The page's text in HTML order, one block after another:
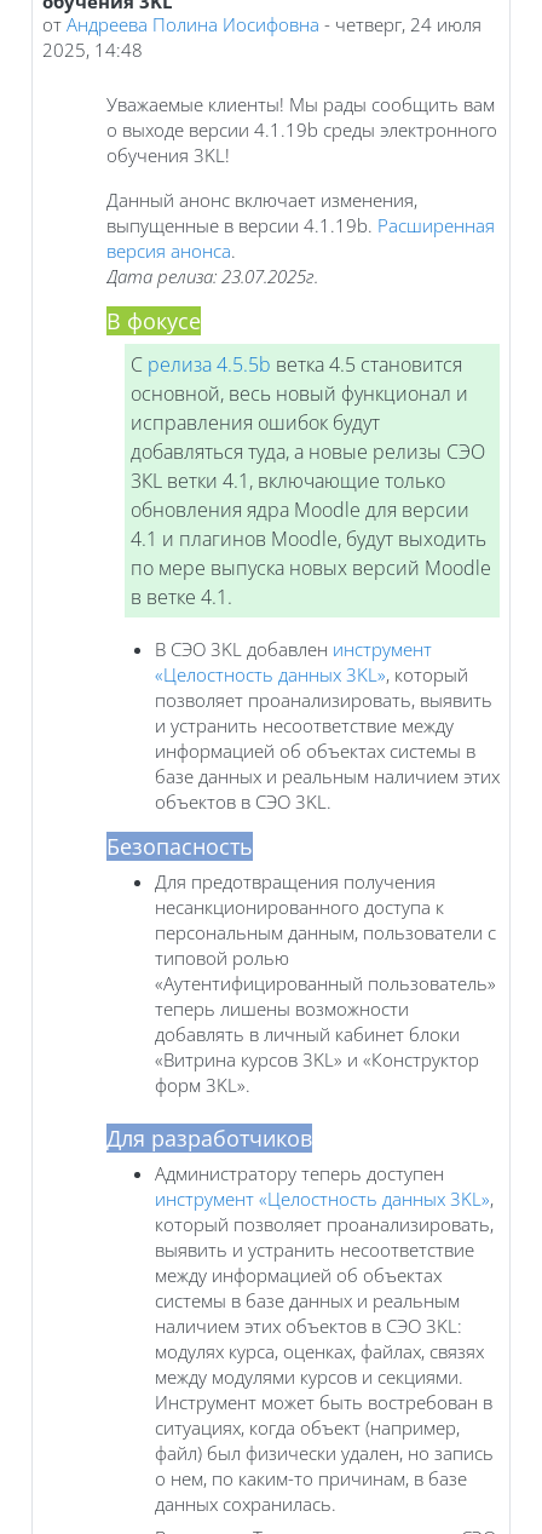
от Андреева Полина Иосифовна - четверг, 24 июля
2025, 14:48
Уважаемые клиенты! Мы рады сообщить вам
о выходе версии 4.1.19b среды электронного
обучения 3KL!
Данный анонс включает изменения,
выпущенные в версии 4.1.19b. Расширенная
версия анонса.
Дата релиза: 23.07.2025г.
В фокусе
С релиза 4.5.5b ветка 4.5 становится
основной, весь новый функционал и
исправления ошибок будут
добавляться туда, а новые релизы СЭО
3КL ветки 4.1, включающие только
обновления ядра Moodle для версии
4.1 и плагинов Moodle, будут выходить
по мере выпуска новых версий Moodle
в ветке 4.1.
В СЭО 3KL добавлен инструмент
«Целостность данных 3KL», который
позволяет проанализировать, выявить
и устранить несоответствие между
информацией об объектах системы в
базе данных и реальным наличием этих
объектов в СЭО 3KL.
Безопасность
Для предотвращения получения
несанкционированного доступа к
персональным данным, пользователи с
типовой ролью
«Аутентифицированный пользователь»
теперь лишены возможности
добавлять в личный кабинет блоки
«Витрина курсов 3KL» и «Конструктор
форм 3KL».
Для разработчиков
Администратору теперь доступен
инструмент «Целостность данных 3KL»,
который позволяет проанализировать,
выявить и устранить несоответствие
между информацией об объектах
системы в базе данных и реальным
наличием этих объектов в СЭО 3KL:
модулях курса, оценках, файлах, связях
между модулями курсов и секциями.
Инструмент может быть востребован в
ситуациях, когда объект (например,
файл) был физически удален, но запись
о нем, по каким-то причинам, в базе
данных сохранилась.